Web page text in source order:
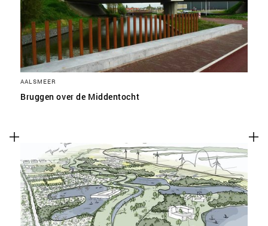
AALSMEER
Bruggen over de Middentocht